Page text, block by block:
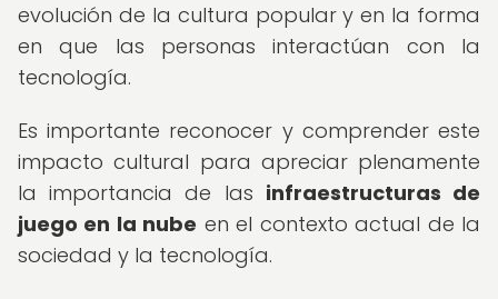
evolución de la cultura popular y en la forma
en que las personas interactúan con la
tecnología.
Es importante reconocer y comprender este
impacto cultural para apreciar plenamente
la importancia de las infraestructuras de
juego en la nube en el contexto actual de la
sociedad y la tecnología.